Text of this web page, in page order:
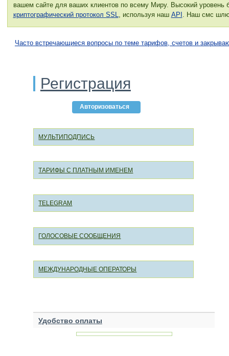
вашем сайте для ваших клиентов по всему Миру. Высокий уровень
криптографический протокол SSL
, используя наш API . Наш смс
Часто встречающиеся вопросы по теме тарифов, счетов и
Регистрация
Авторизоваться
МУЛЬТИПОДПИСЬ
ТАРИФЫ С ПЛАТНЫМ ИМЕНЕМ
TELEGRAM
ГОЛОСОВЫЕ СООБЩЕНИЯ
МЕЖДУНАРОДНЫЕ ОПЕРАТОРЫ
Удобство оплаты